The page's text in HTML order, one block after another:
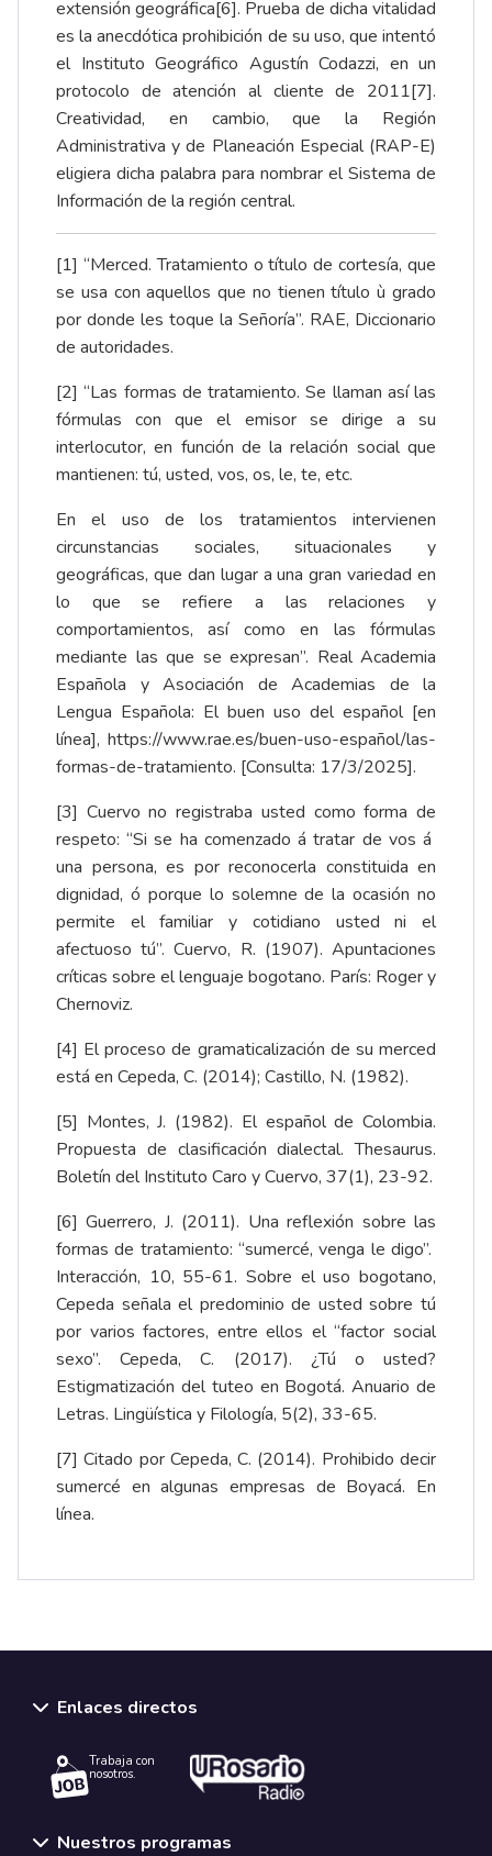
extensión geográfica[6]. Prueba de dicha vitalidad
es la anecdótica prohibición de su uso, que intentó
el Instituto Geográfico Agustín Codazzi, en un
protocolo de atención al cliente de 2011[7].
Creatividad, en cambio, que la Región
Administrativa y de Planeación Especial (RAP-E)
eligiera dicha palabra para nombrar el Sistema de
Información de la región central.
[1] “Merced. Tratamiento o título de cortesía, que
se usa con aquellos que no tienen título ù grado
por donde les toque la Señoría”. RAE, Diccionario
de autoridades.
[2] “Las formas de tratamiento. Se llaman así las
fórmulas con que el emisor se dirige a su
interlocutor, en función de la relación social que
mantienen: tú, usted, vos, os, le, te, etc.
En el uso de los tratamientos intervienen
circunstancias sociales, situacionales y
geográficas, que dan lugar a una gran variedad en
lo que se refiere a las relaciones y
comportamientos, así como en las fórmulas
mediante las que se expresan”. Real Academia
Española y Asociación de Academias de la
Lengua Española: El buen uso del español [en
línea], https://www.rae.es/buen-uso-español/las-
formas-de-tratamiento. [Consulta: 17/3/2025].
[3] Cuervo no registraba usted como forma de
respeto: “Si se ha comenzado á tratar de vos á
una persona, es por reconocerla constituida en
dignidad, ó porque lo solemne de la ocasión no
permite el familiar y cotidiano usted ni el
afectuoso tú”. Cuervo, R. (1907). Apuntaciones
críticas sobre el lenguaje bogotano. París: Roger y
Chernoviz.
[4] El proceso de gramaticalización de su merced
está en Cepeda, C. (2014); Castillo, N. (1982).
[5] Montes, J. (1982). El español de Colombia.
Propuesta de clasificación dialectal. Thesaurus.
Boletín del Instituto Caro y Cuervo, 37(1), 23-92.
[6] Guerrero, J. (2011). Una reflexión sobre las
formas de tratamiento: “sumercé, venga le digo”.
Interacción, 10, 55-61. Sobre el uso bogotano,
Cepeda señala el predominio de usted sobre tú
por varios factores, entre ellos el “factor social
sexo”. Cepeda, C. (2017). ¿Tú o usted?
Estigmatización del tuteo en Bogotá. Anuario de
Letras. Lingüística y Filología, 5(2), 33-65.
[7] Citado por Cepeda, C. (2014). Prohibido decir
sumercé en algunas empresas de Boyacá. En
línea.
Enlaces directos
Trabaja con
nosotros.
Nuestros programas